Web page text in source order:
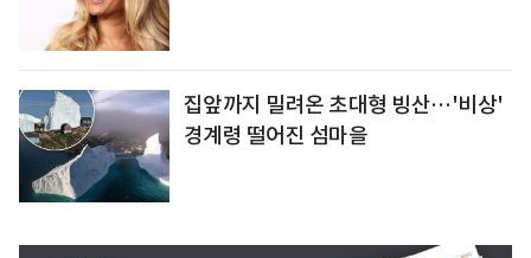
집앞까지 밀려온 초대형 빙산…'비상'
경계령 떨어진 섬마을